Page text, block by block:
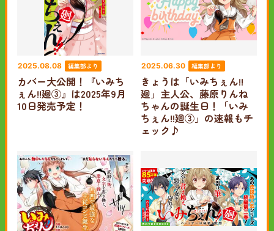
2025.08.08 編集部より
カバー大公開！『いみち
ぇん!!廻③』は2025年9月
10日発売予定！
2025.06.30 編集部より
きょうは「いみちぇん!!
廻」主人公、藤原りんね
ちゃんの誕生日！「いみ
ちぇん!!廻③」の速報もチ
ェック♪